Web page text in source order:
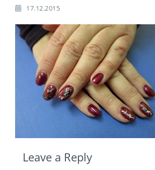
17.12.2015
Leave a Reply